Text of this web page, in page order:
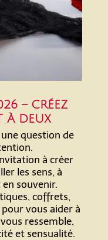
– CRÉEZ
À DEUX
une question de
à créer
les sens, à
souvenir.
coffrets,
vous aider à
ressemble,
et sensualité.